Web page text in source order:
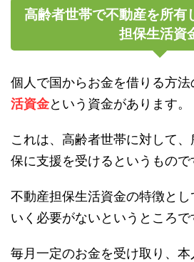
高齢者世帯で不動産を所有
担保生活資
個人で国からお金を借りる方法
活資金という資金があります。
これは、高齢者世帯に対して
保に支援を受けるというもので
不動産担保生活資金の特徴と
いく必要がないというところで
毎月一定のお金を受け取り、